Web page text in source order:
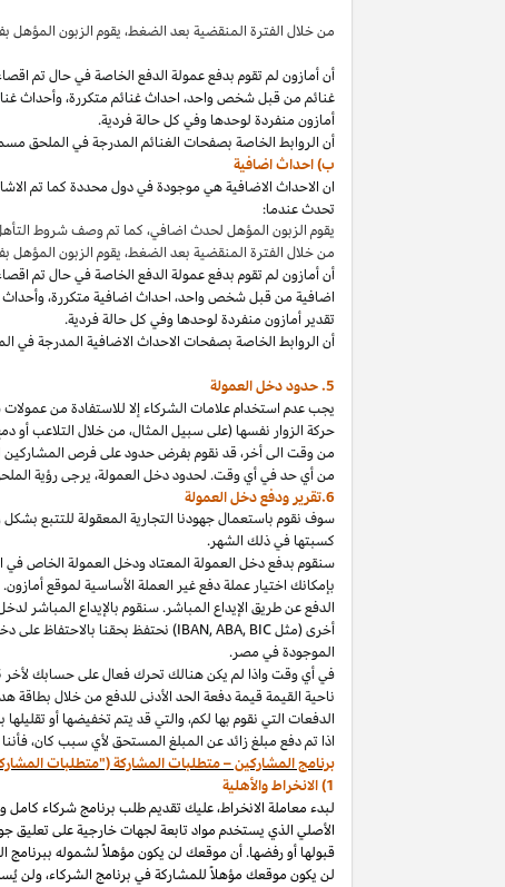
من خلال الفترة المنقضية بعد الضغط، يقوم الزبون المؤهل
أن أمازون لم تقوم بدفع عمولة الدفع الخاصة في حال تم
غنائم من قبل شخصواحد، احداث غنائم متكررة،وأحداث
أمازون منفردة لوحدها وفي كل حالة فردية.
أن الروابط الخاصة بصفحات الغنائم المدرجة في الملحق
ب) احداث اضافية
ان الاحداث الاضافية هي موجودة في دول محددة كما تم
تحدث عندما:
يقوم الزبون المؤهل لحدث اضافي، كما تم وصف شروط
من خلال الفترة المنقضية بعد الضغط، يقوم الزبون المؤهل
أن أمازون لم تقوم بدفع عمولة الدفع الخاصة في حال تم
اضافية من قبل شخصواحد، احداث اضافية متكررة،
تقدير أمازون منفردة لوحدها وفي كل حالة فردية.
أن الروابط الخاصة بصفحات الاحداث الاضافية المدرجة
5. حدود دخل العمولة
يجب عدم استخدام علامات الشركاء إلا للاستفادة من
حركة الزوار نفسها (على سبيل المثال، من خلال التلاعب أو
من وقت الىأخر،قد نقوم بفرض حدود على فرص
من أي حد في أي وقت. لحدود دخل العمولة،يرجى رؤية
6.تقرير ودفع دخل العمولة
سوف نقوم باستعمال جهودنا التجارية المعقولة للتتبع
كسبتها في ذلك الشهر.
بإمكانك اختيار عملة دفع غير العملة الأساسية لموقع أمازون.
الدفع عن طريق الإيداع المباشر. سنقوم بالإيداع المباشر
أخرى (مثل
IBAN,ABA, BIC ) نحتفظ بحقنا بالاحتفاظ على
الموجودةفي مصر.
في أي وقتواذا لم يكن هنالك تحرك فعال على حسابك لأخر 3
ناحية القيمة قيمة دفعة الحد الأدنى للدفع من خلال بطاقة
الدفعات التي نقوم بها لكم،والتي قد يتم تخفيضها أو
اذا تم دفع مبلغ زائد عن المبلغ المستحق لأي سبب كان،
برنامج المشاركين – متطلبات المشاركة ("متطلبات
1) الانخراط والأهلية
لبدء معاملة الانخراط، عليك تقديم طلب برنامج شركاء
الأصلي الذي يستخدم مواد تابعة لجهات خارجية على
قبولها أو رفضها. أن موقعك لن يكون مؤهلاً لشموله ببرنامج
لن يكون موقعك مؤهلاً للمشاركة في برنامج الشركاء، ولن